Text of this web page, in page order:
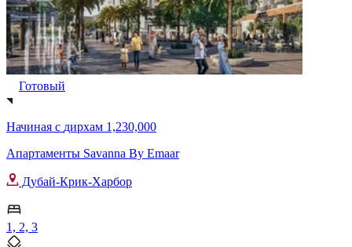
Готовый
Начиная с дирхам 1,230,000
Апартаменты Savanna By Emaar
Дубай-Крик-Харбор
1, 2, 3